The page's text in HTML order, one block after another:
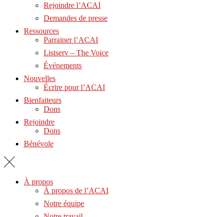
Rejoindre l’ACAI
Demandes de presse
Ressources
Parrainer l’ACAI
Listserv – The Voice
Événements
Nouvelles
Écrire pour l’ACAI
Bienfaiteurs
Dons
Rejoindre
Dons
Bénévole
À propos
À propos de l’ACAI
Notre équipe